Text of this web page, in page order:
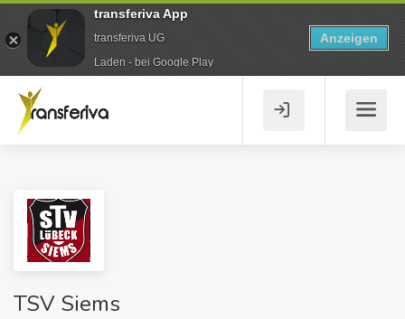
TSV Siems
transferiva App
transferiva UG
Laden - bei Google Play
Anzeigen